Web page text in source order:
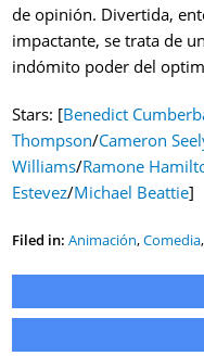
de opinión. Divertida,
impactante, se trata de
indómito poder del
Stars: [Benedict
Thompson/Cameron
Williams/Ramone
Estevez/Michael Beattie]
Filed in: Animación,Comedia,